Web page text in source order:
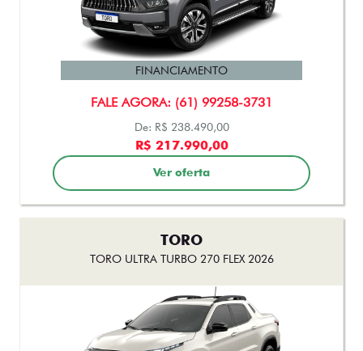
FALE AGORA: (61) 99258-3731
FINANCIAMENTO
De: R$ 238.490,00
R$ 217.990,00
Ver oferta
TORO
TORO ULTRA TURBO 270 FLEX 2026